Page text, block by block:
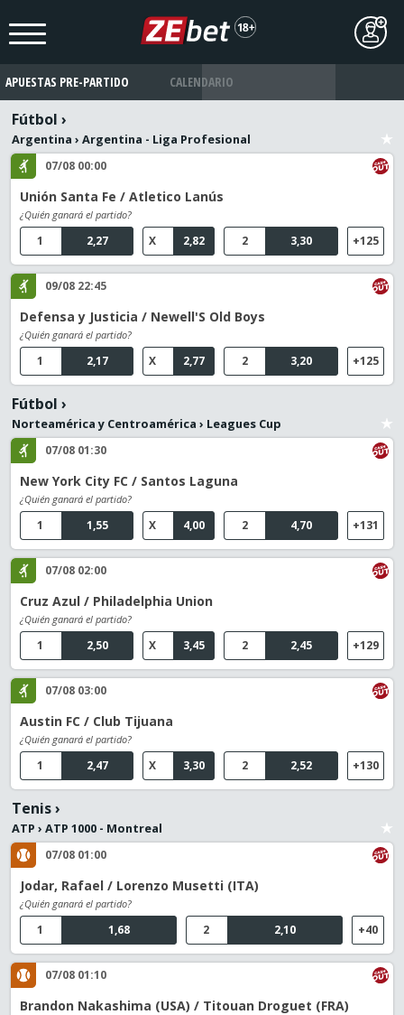
APUESTAS PRE-PARTIDO CALENDARIO
Fútbol ›
Argentina › Argentina - Liga Profesional
07/08 00:00
Unión Santa Fe / Atletico Lanús
¿Quién ganará el partido?
2,27
1 2,82
X 3,30
2 +125
09/08 22:45
Defensa y Justicia / Newell'S Old Boys
¿Quién ganará el partido?
2,17
1 2,77
X 3,20
2 +125
Fútbol ›
Norteamérica y Centroamérica › Leagues Cup
07/08 01:30
New York City FC / Santos Laguna
¿Quién ganará el partido?
1,55
1 4,00
X 4,70
2 +131
07/08 02:00
Cruz Azul / Philadelphia Union
¿Quién ganará el partido?
2,50
1 3,45
X 2,45
2 +129
07/08 03:00
Austin FC / Club Tijuana
¿Quién ganará el partido?
2,47
1 3,30
X 2,52
2 +130
Tenis›
ATP › ATP 1000 - Montreal
07/08 01:00
Jodar, Rafael / Lorenzo Musetti (ITA)
¿Quién ganará el partido?
1,68
1 2,10
2 +40
07/08 01:10
Brandon Nakashima (USA) / Titouan Droguet (FRA)